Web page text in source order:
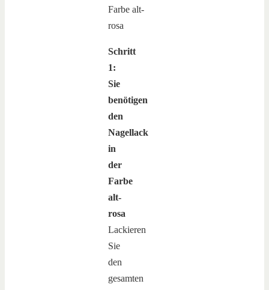
Schritt
1:
Sie
benötigen
den
Nagellack
in
der
Farbe
alt-
rosa
Lackieren
Sie
den
gesamten